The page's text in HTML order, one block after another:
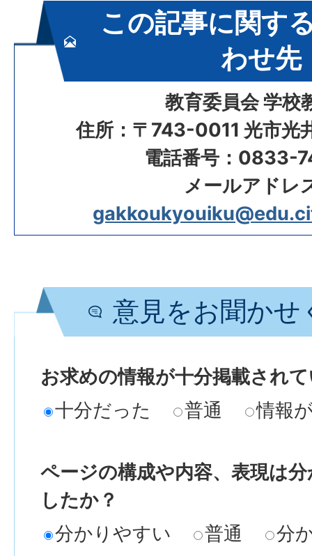
この記事に関す
わせ先
教育委員会 学校
住所：〒743-0011 光市光
電話番号：0833-
メールアドレ
意見をお聞かせ
お求めの情報が十分掲載され
十分だった
普通 情報
ページの構成や内容、表現は
したか？
分かりやすい
普通 分